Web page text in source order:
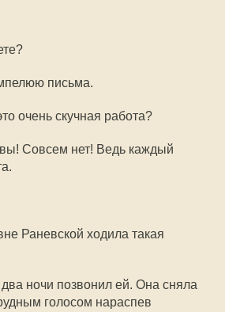
письма.
очень скучная работа?
Совсем нет! Ведь каждый
Раневской ходила такая
два ночи позвонил ей. Она сняла
голосом нараспев